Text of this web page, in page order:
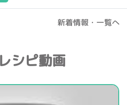
新着情報・一覧へ
シピ動画